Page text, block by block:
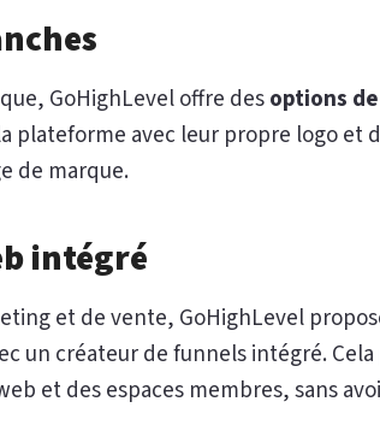
GoHighLevel offre desoptions
plateforme avec leur propre logo et
de marque.
intégré
et de vente, GoHighLevel
un créateur de funnels intégré.
et des espaces membres, sans